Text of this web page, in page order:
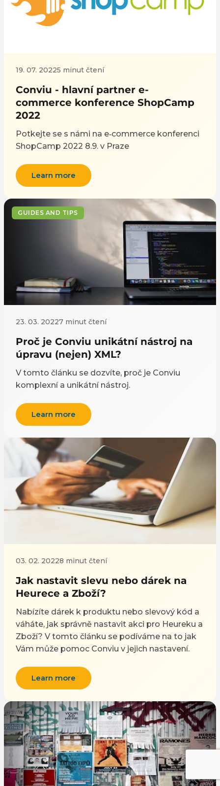
19. 07. 20225 minut čtení
Conviu - hlavní partner e-
commerce konference ShopCamp
2022
Potkejte se s námi na e‑commerce konferenci
ShopCamp 2022 8.9. v Praze
Learn more
GUIDES AND TIPS
23. 03. 20227 minut čtení
Proč je Conviu unikátní nástroj na
úpravu (nejen) XML?
V tomto článku se dozvíte, proč je Conviu
komplexní a unikátní nástroj.
Learn more
03. 02. 20228 minut čtení
Jak nastavit slevu nebo dárek na
Heurece a Zboží?
Nabízíte dárek k produktu nebo slevový kód a
váháte, jak správně nastavit akci pro Heureku a
Zboží? V tomto článku se podíváme na to jak
Vám může pomoc Conviu v jejich nastavení.
Learn more